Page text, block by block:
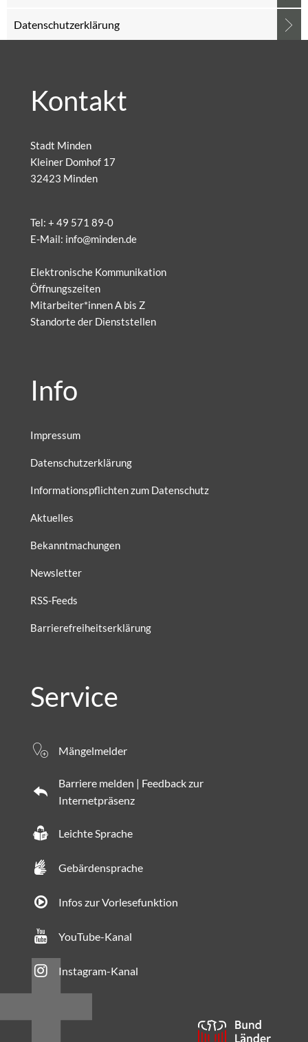
Datenschutzerklärung
Kontakt
Stadt Minden
Kleiner Domhof 17
32423 Minden
Tel: + 49 571 89-0
E-Mail: info@minden.de
Elektronische Kommunikation
Öffnungszeiten
Mitarbeiter*innen A bis Z
Standorte der Dienststellen
Info
Impressum
Datenschutzerklärung
Informationspflichten zum Datenschutz
Aktuelles
Bekanntmachungen
Newsletter
RSS-Feeds
Barrierefreiheitserklärung
Service
Mängelmelder
Barriere melden | Feedback zur
Internetpräsenz
Leichte Sprache
Gebärdensprache
Infos zur Vorlesefunktion
YouTube-Kanal
Instagram-Kanal